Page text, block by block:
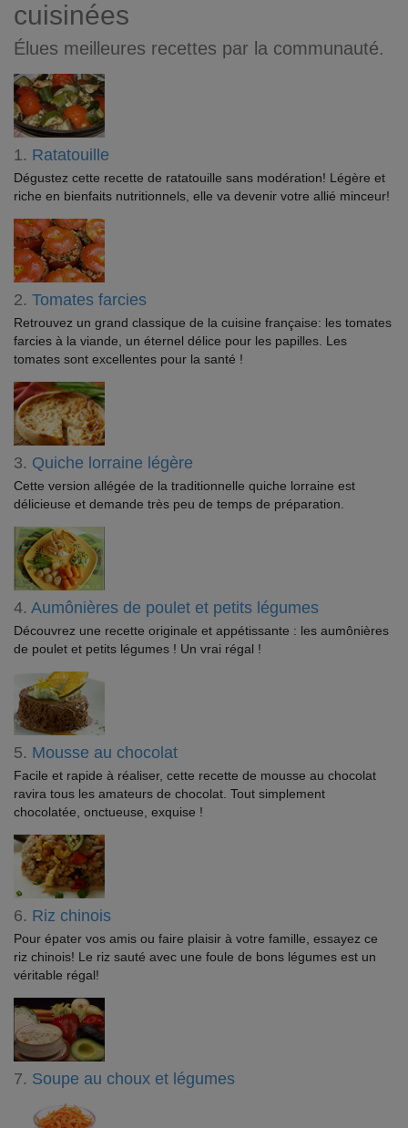
cuisinées
Élues meilleures recettes par la communauté.
1. Ratatouille
Dégustez cette recette de ratatouille sans modération! Légère et
riche en bienfaits nutritionnels, elle va devenir votre allié minceur!
2. Tomates farcies
Retrouvez un grand classique de la cuisine française: les tomates
farcies à la viande, un éternel délice pour les papilles. Les
tomates sont excellentes pour la santé !
3. Quiche lorraine légère
Cette version allégée de la traditionnelle quiche lorraine est
délicieuse et demande très peu de temps de préparation.
4. Aumônières de poulet et petits légumes
Découvrez une recette originale et appétissante : les aumônières
de poulet et petits légumes ! Un vrai régal !
5. Mousse au chocolat
Facile et rapide à réaliser, cette recette de mousse au chocolat
ravira tous les amateurs de chocolat. Tout simplement
chocolatée, onctueuse, exquise !
6. Riz chinois
Pour épater vos amis ou faire plaisir à votre famille, essayez ce
riz chinois! Le riz sauté avec une foule de bons légumes est un
véritable régal!
7. Soupe au choux et légumes